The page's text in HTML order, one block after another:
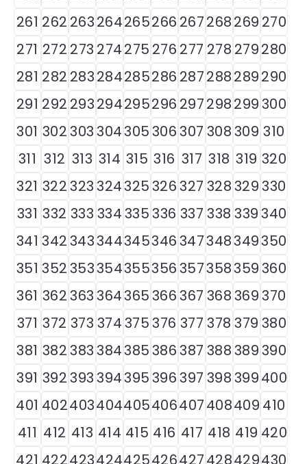
261 262 263264265266 267268269 270
271 272 273 274275 276 277 278 279280
281 282 283284285286 287288289290
291 292 293294295296 297298299300
301 302303304305306307 308309 310
311 312 313 314 315 316 317 318 319 320
321 322323324325326327 328329330
331 332 333 334335336 337 338 339340
341 342343344345346347348349350
351 352353354355356357358359360
361 362363364365366367 368369370
371 372 373 374375376 377 378 379 380
381 382383384385386387 388389390
391 392393394395396397 398399400
401 402403404405406407408409 410
411 412 413 414 415 416 417 418 419 420
421 422423424425426427428429430